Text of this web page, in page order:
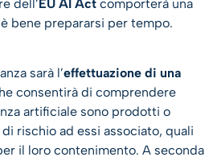
dell’EU AI Act comporterà una
bene prepararsi per tempo.
sarà l’effettuazione di una
consentirà di comprendere
artificiale sono prodotti o
rischio ad essi associato, quali
il loro contenimento. A seconda